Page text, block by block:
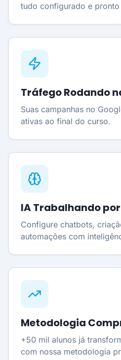
tudo configurado e pronto
Tráfego Rodando
Suas campanhas no
ativas ao final do curso.
IA Trabalhando
Configure chatbots,
automações com
Metodologia
+50 mil alunos já
com nossa metodologia